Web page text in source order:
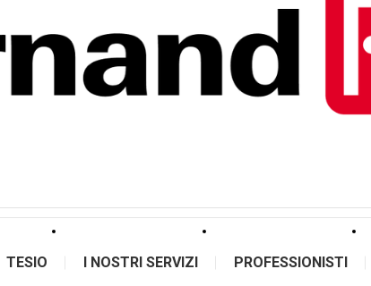
TESIO I NOSTRI SERVIZI PROFESSIONISTI